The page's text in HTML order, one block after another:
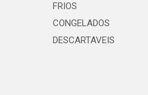
FRIOS
CONGELADOS
DESCARTAVEIS